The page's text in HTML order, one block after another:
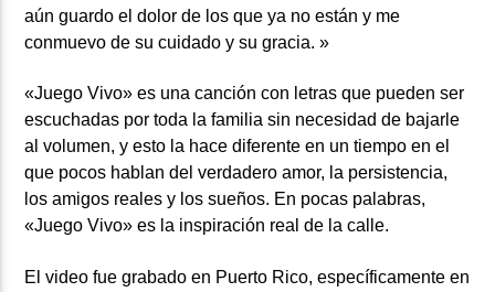
aún guardo el dolor de los que ya no están y me
conmuevo de su cuidado y su gracia. »
«Juego Vivo» es una canción con letras que pueden ser
escuchadas por toda la familia sin necesidad de bajarle
al volumen, y esto la hace diferente en un tiempo en el
que pocos hablan del verdadero amor, la persistencia,
los amigos reales y los sueños. En pocas palabras,
«Juego Vivo» es la inspiración real de la calle.
El video fue grabado en Puerto Rico, específicamente en